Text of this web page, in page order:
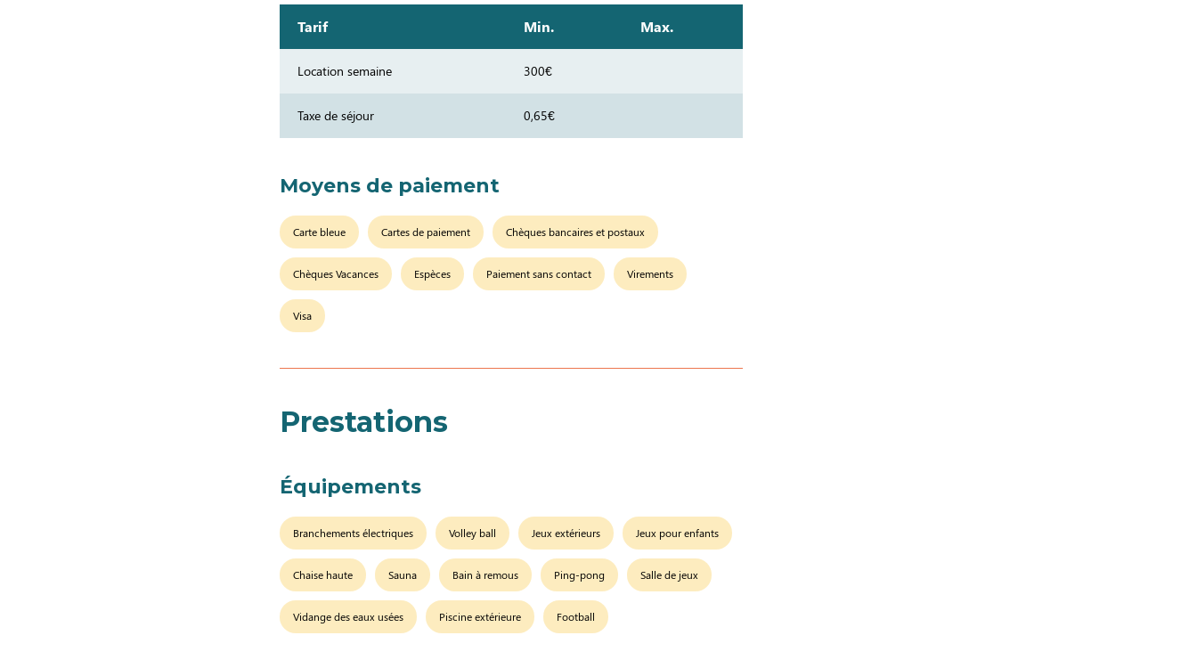
Tarif Min. Max.
Location semaine 300€
Taxe de séjour 0,65€
Moyens de paiement
Carte bleue Cartes de paiement Chèques bancaires et postaux
Chèques Vacances Espèces Paiement sans contact Virements
Visa
Prestations
Équipements
Branchements électriques Volley ball Jeux extérieurs Jeux pour enfants
Chaise haute Sauna Bain à remous Ping-pong Salle de jeux
Vidange des eaux usées Piscine extérieure Football